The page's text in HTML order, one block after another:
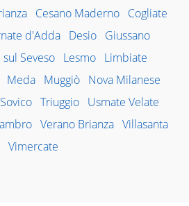
Cesano Maderno Cogliate
d'Adda Desio
Giussano
Seveso Lesmo Limbiate
Meda Muggiò
Nova Milanese
Sovico Triuggio Usmate Velate
Verano Brianza Villasanta
Vimercate